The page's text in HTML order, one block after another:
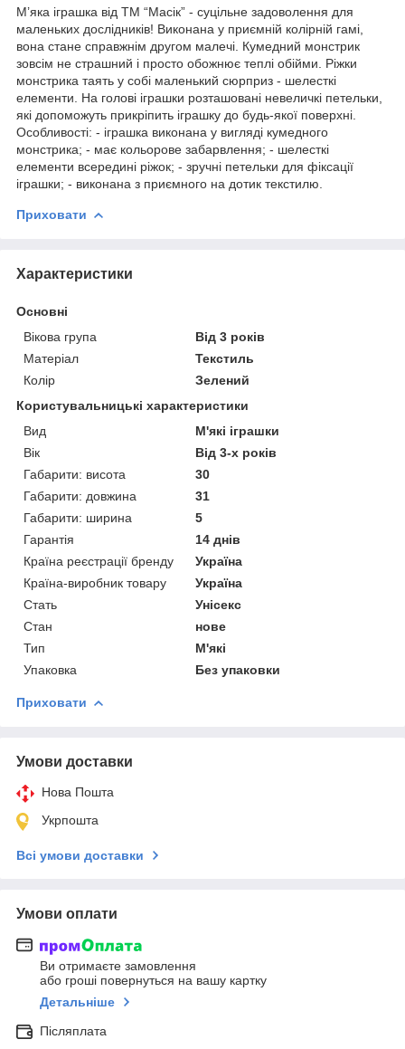
М’яка іграшка від ТМ “Масік” - суцільне задоволення для
маленьких дослідників! Виконана у приємній колірній гамі,
вона стане справжнім другом малечі. Кумедний монстрик
зовсім не страшний і просто обожнює теплі обійми. Ріжки
монстрика таять у собі маленький сюрприз - шелесткі
елементи. На голові іграшки розташовані невеличкі петельки,
які допоможуть прикріпить іграшку до будь-якої поверхні.
Особливості: - іграшка виконана у вигляді кумедного
монстрика; - має кольорове забарвлення; - шелесткі
елементи всередині ріжок; - зручні петельки для фіксації
іграшки; - виконана з приємного на дотик текстилю.
Приховати
Характеристики
Основні
Вікова група
Від 3 років
Матеріал
Текстиль
Колір
Зелений
Користувальницькі характеристики
Вид
М'які іграшки
Вік
Від 3-х років
Габарити: висота
30
Габарити: довжина
31
Габарити: ширина
5
Гарантія
14 днів
Країна реєстрації бренду
Україна
Країна-виробник товару
Україна
Стать
Унісекс
Стан
нове
Тип
М'які
Упаковка
Без упаковки
Приховати
Умови доставки
Нова Пошта
Укрпошта
Всі умови доставки
Умови оплати
Ви отримаєте замовлення
або гроші повернуться на вашу картку
Детальніше
Післяплата